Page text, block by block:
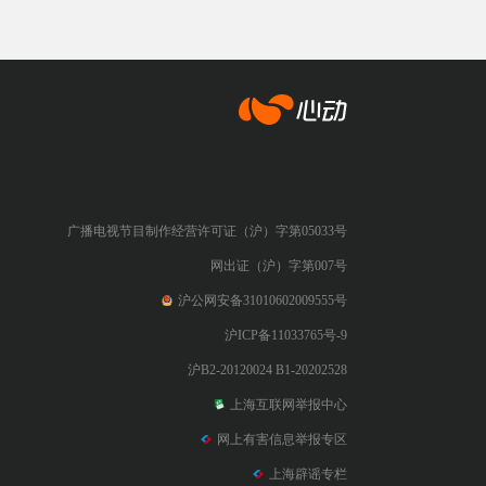
广播电视节目制作经营许可证（沪）字第05033号
网出证（沪）字第007号
沪公网安备31010602009555号
沪ICP备11033765号-9
沪B2-20120024 B1-20202528
上海互联网举报中心
网上有害信息举报专区
上海辟谣专栏
心动网络